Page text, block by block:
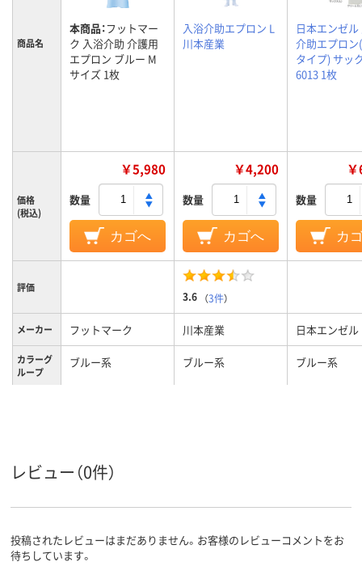
商品名
本商品：フットマー
ク 入浴介助 介護用
エプロン ブルー M
サイズ 1枚
入浴介助エプロン L
川本産業
日本エンゼル
介助エプロン
タイプ) サッ
6013 1枚
価格
(税込)
￥5,980
数量
カゴへ
￥4,200
数量
カゴへ
数量
カ
評価
3.6 （3件）
メーカー フットマーク 川本産業 日本エンゼル
カラーグ
ループ
ブルー系 ブルー系 ブルー系
レビュー（0件）
投稿されたレビューはまだありません。お客様のレビューコメントをお
待ちしています。